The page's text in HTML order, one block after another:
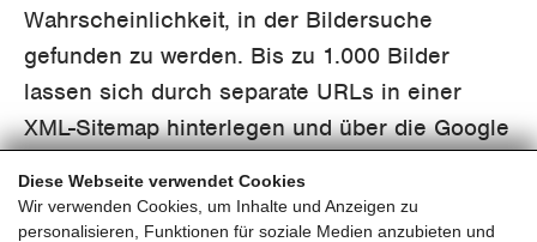
Diese Webseite verwendet Cookies
Wir verwenden Cookies, um Inhalte und Anzeigen zu
personalisieren, Funktionen für soziale Medien anzubieten und
Wahrscheinlichkeit, in der Bildersuche
gefunden zu werden. Bis zu 1.000 Bilder
lassen sich durch separate URLs in einer
XML-Sitemap hinterlegen und über die Google